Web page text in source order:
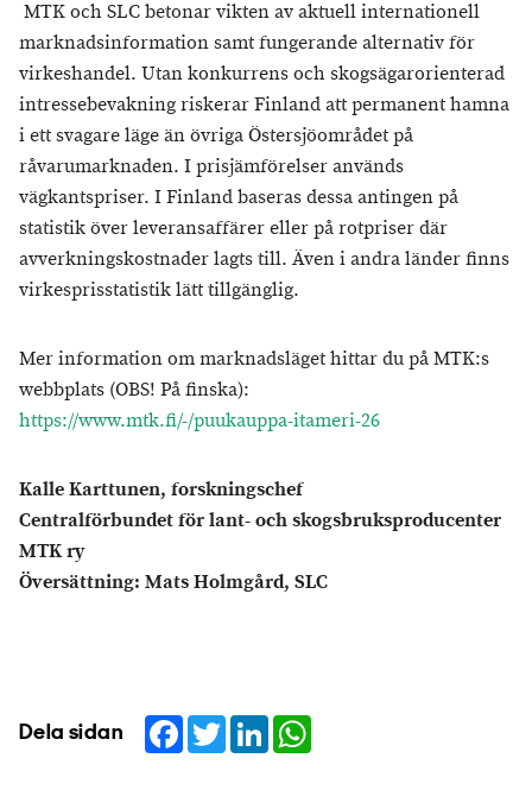
MTK och SLC betonar vikten av aktuell internationell
marknadsinformation samt fungerande alternativ för
virkeshandel. Utan konkurrens och skogsägarorienterad
intressebevakning riskerar Finland att permanent hamna
i ett svagare läge än övriga Östersjöområdet på
råvarumarknaden. I prisjämförelser används
vägkantspriser. I Finland baseras dessa antingen på
statistik över leveransaffärer eller på rotpriser där
avverkningskostnader lagts till. Även i andra länder finns
virkesprisstatistik lätt tillgänglig.
Mer information om marknadsläget hittar du på MTK:s
webbplats (OBS! På finska):
https://www.mtk.fi/-/puukauppa-itameri-26
Kalle Karttunen, forskningschef
Centralförbundet för lant- och skogsbruksproducenter
MTK ry
Översättning: Mats Holmgård, SLC
Dela sidan Facebook
TwitterLinkedIn